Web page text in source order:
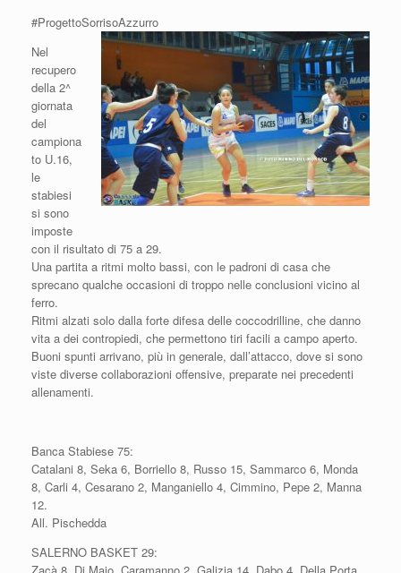
#ProgettoSorrisoAzzurro
Nel
recupero
della 2^
giornata
del
campiona
to U.16,
le
stabiesi
si sono
imposte
con il risultato di 75 a 29.
Una partita a ritmi molto bassi, con le padroni di casa che
sprecano qualche occasioni di troppo nelle conclusioni vicino al
ferro.
Ritmi alzati solo dalla forte difesa delle coccodrilline, che danno
vita a dei contropiedi, che permettono tiri facili a campo aperto.
Buoni spunti arrivano, più in generale, dall’attacco, dove si sono
viste diverse collaborazioni offensive, preparate nei precedenti
allenamenti.
Banca Stabiese 75:
Catalani 8, Seka 6, Borriello 8, Russo 15, Sammarco 6, Monda
8, Carli 4, Cesarano 2, Manganiello 4, Cimmino, Pepe 2, Manna
12.
All. Pischedda
SALERNO BASKET 29:
Zacà 8, Di Maio, Caramanno 2, Galizia 14, Dabo 4, Della Porta,